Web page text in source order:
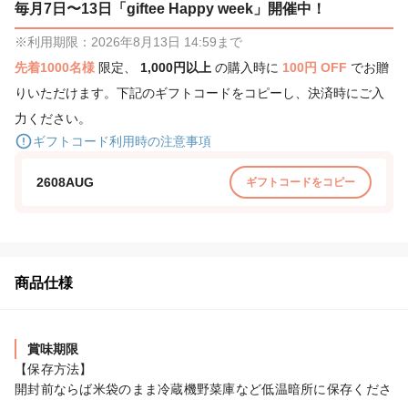
毎月7日〜13日「giftee Happy week」開催中！
※利用期限：2026年8月13日 14:59まで
先着1000名様 限定、 1,000円以上 の購入時に 100円 OFF でお贈
りいただけます。下記のギフトコードをコピーし、決済時にご入
力ください。
ギフトコード利用時の注意事項
2608AUG ギフトコードをコピー
商品仕様
賞味期限
【保存方法】
開封前ならば米袋のまま冷蔵機野菜庫など低温暗所に保存くださ